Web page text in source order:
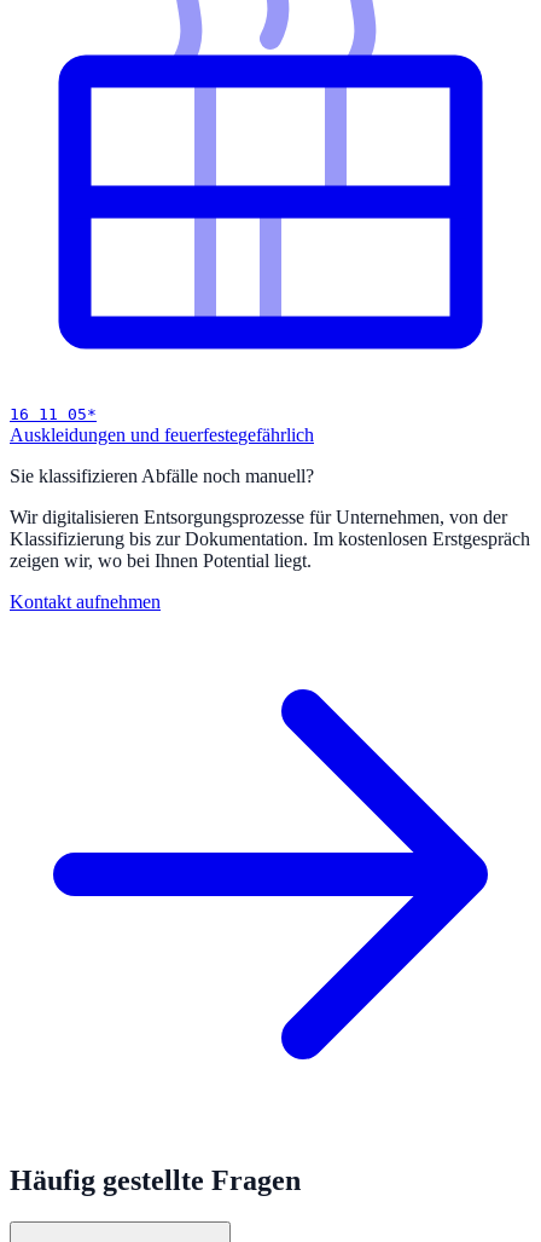
16 11 05*
Auskleidungen und feuerfestegefährlich
Sie klassifizieren Abfälle noch manuell?
Wir digitalisieren Entsorgungsprozesse für Unternehmen, von der
Klassifizierung bis zur Dokumentation. Im kostenlosen Erstgespräch
zeigen wir, wo bei Ihnen Potential liegt.
Kontakt aufnehmen
Häufig gestellte Fragen